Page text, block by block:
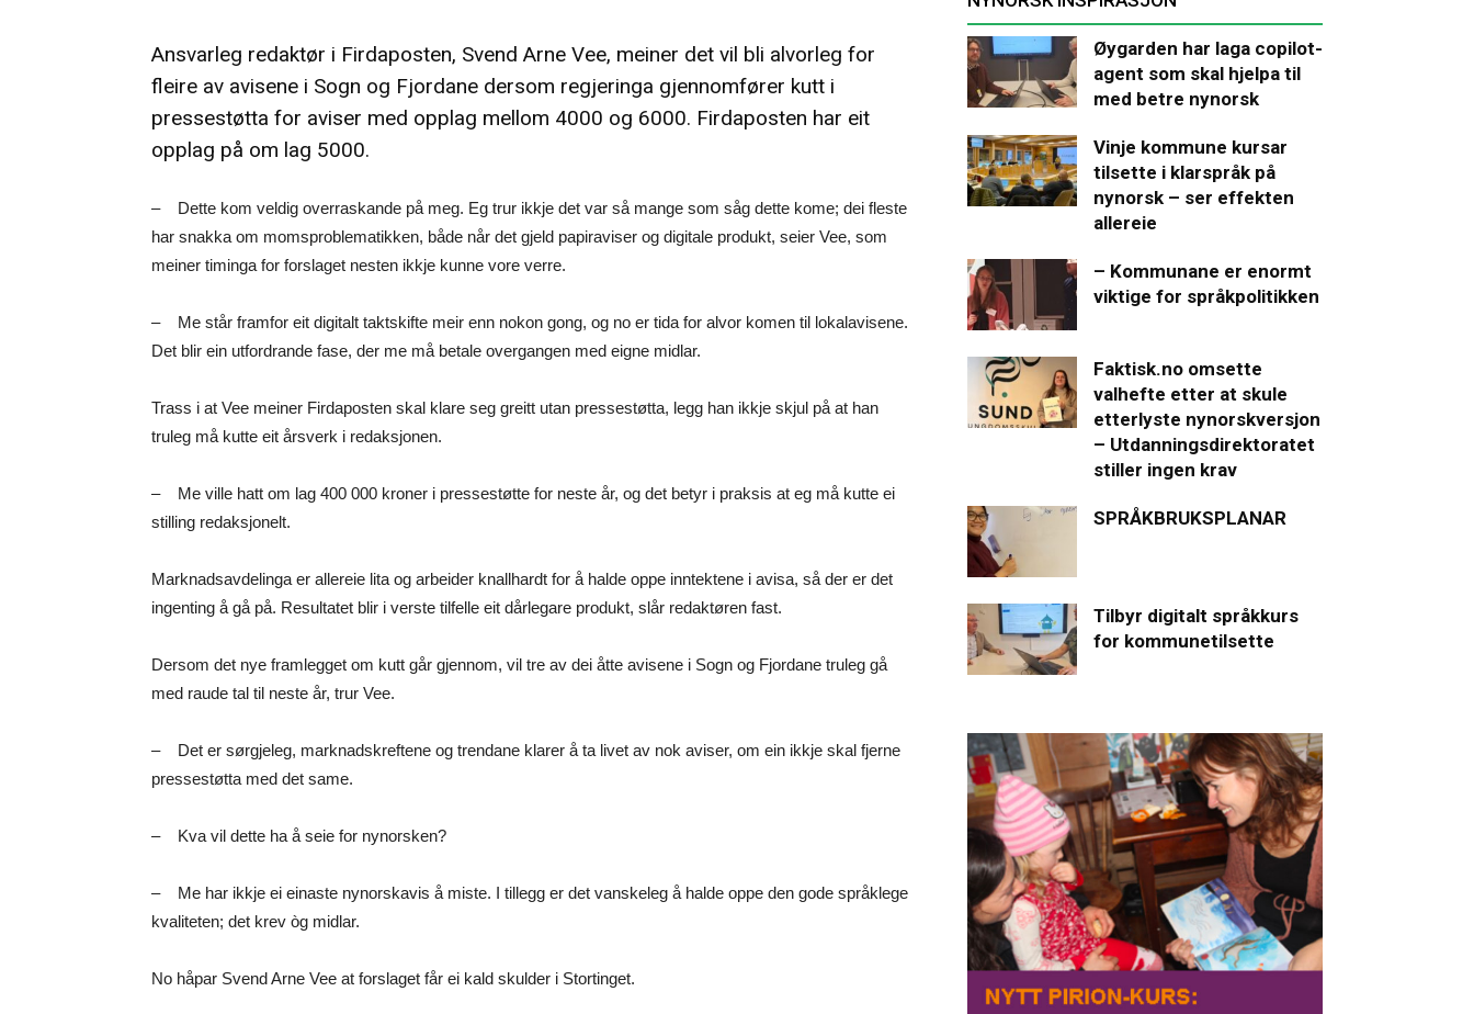
Ansvarleg redaktør i Firdaposten, Svend Arne Vee, meiner det vil bli alvorleg for
fleire av avisene i Sogn og Fjordane dersom regjeringa gjennomfører kutt i
pressestøtta for aviser med opplag mellom 4000 og 6000. Firdaposten har eit
opplag på om lag 5000.
– Dette kom veldig overraskande på meg. Eg trur ikkje det var så mange som såg dette kome; dei fleste
har snakka om momsproblematikken, både når det gjeld papiraviser og digitale produkt, seier Vee, som
meiner timinga for forslaget nesten ikkje kunne vore verre.
– Me står framfor eit digitalt taktskifte meir enn nokon gong, og no er tida for alvor komen til lokalavisene.
Det blir ein utfordrande fase, der me må betale overgangen med eigne midlar.
Trass i at Vee meiner Firdaposten skal klare seg greitt utan pressestøtta, legg han ikkje skjul på at han
truleg må kutte eit årsverk i redaksjonen.
– Me ville hatt om lag 400 000 kroner i pressestøtte for neste år, og det betyr i praksis at eg må kutte ei
stilling redaksjonelt.
Marknadsavdelinga er allereie lita og arbeider knallhardt for å halde oppe inntektene i avisa, så der er det
ingenting å gå på. Resultatet blir i verste tilfelle eit dårlegare produkt, slår redaktøren fast.
Dersom det nye framlegget om kutt går gjennom, vil tre av dei åtte avisene i Sogn og Fjordane truleg gå
med raude tal til neste år, trur Vee.
– Det er sørgjeleg, marknadskreftene og trendane klarer å ta livet av nok aviser, om ein ikkje skal fjerne
pressestøtta med det same.
– Kva vil dette ha å seie for nynorsken?
– Me har ikkje ei einaste nynorskavis å miste. I tillegg er det vanskeleg å halde oppe den gode språklege
kvaliteten; det krev òg midlar.
No håpar Svend Arne Vee at forslaget får ei kald skulder i Stortinget.
Øygarden har laga copilot-
agent som skal hjelpa til
med betre nynorsk
Vinje kommune kursar
tilsette i klarspråk på
nynorsk – ser effekten
allereie
– Kommunane er enormt
viktige for språkpolitikken
Faktisk.no omsette
valhefte etter at skule
etterlyste nynorskversjon
– Utdanningsdirektoratet
stiller ingen krav
SPRÅKBRUKSPLANAR
Tilbyr digitalt språkkurs
for kommunetilsette